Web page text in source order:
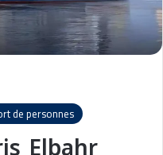
de personnes